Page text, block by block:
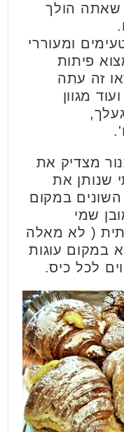
שאתה הולך
ומעוררי
פיתות
זה עתה
מגוון
מצדיק את
שנותן את
במקום
שמי
( לא מאלה
במקום עוגות
לכל כיס.